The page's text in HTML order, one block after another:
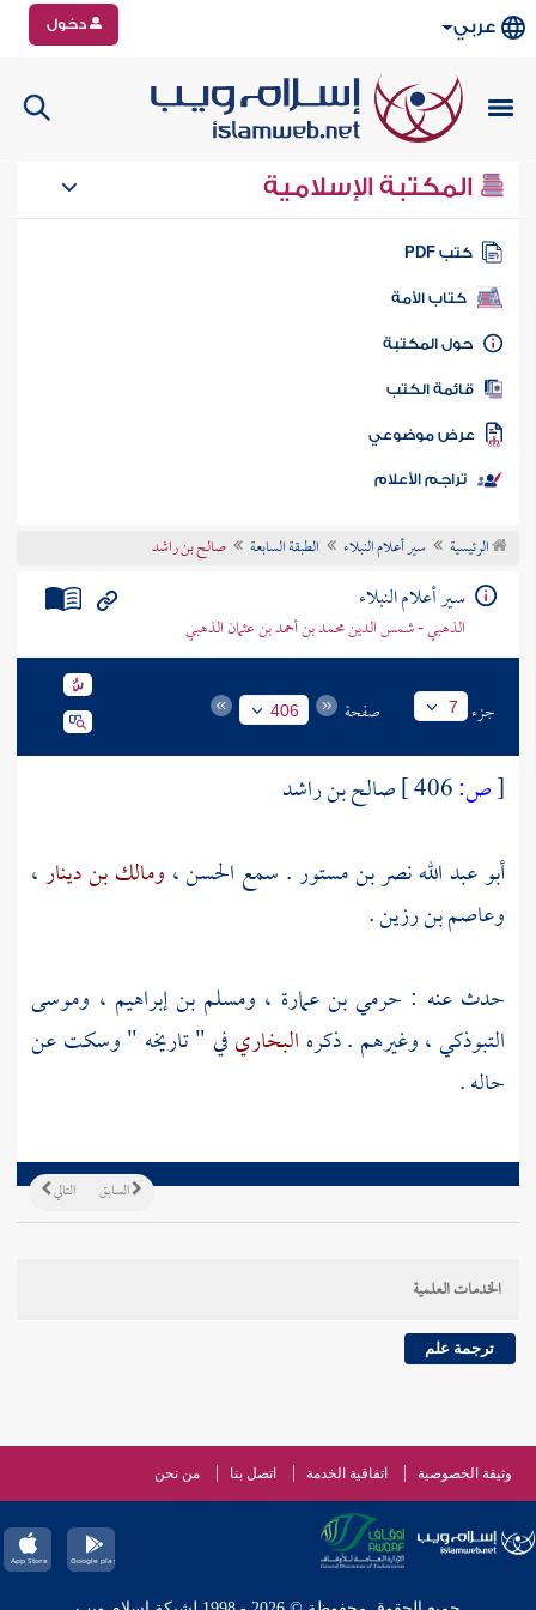
عربي دخول
المكتبة الإسلامية
كتب PDF
كتاب الأمة
المكتبة
الكتب
موضوعي
تراجم الأعلام
الرئيسية سير أعلام النبلاء الطبقة السابعة صالح بن راشد
سير أعلام النبلاء
الذهبي - شمس الدين محمد بن أحمد بن عثمان الذهبي
جزء 7 صفحة 406
[ص:
صالح بن راشد
أبو عبد الله نصر بن مستور . سمع الحسن، ومالك بن دينار،
وعاصم بن رزين.
حدث عنه : حرمي بن عمارة ، ومسلم بن إبراهيم ، وموسى
التبوذكي، وغيرهم . ذكره البخاريفي " تاريخه " وسكت عن
حاله .
التالي السابق
الخدمات العلمية
ترجمة علم
وثيقة الخصوصية اتفاقية الخدمة اتصل بنا من نحن